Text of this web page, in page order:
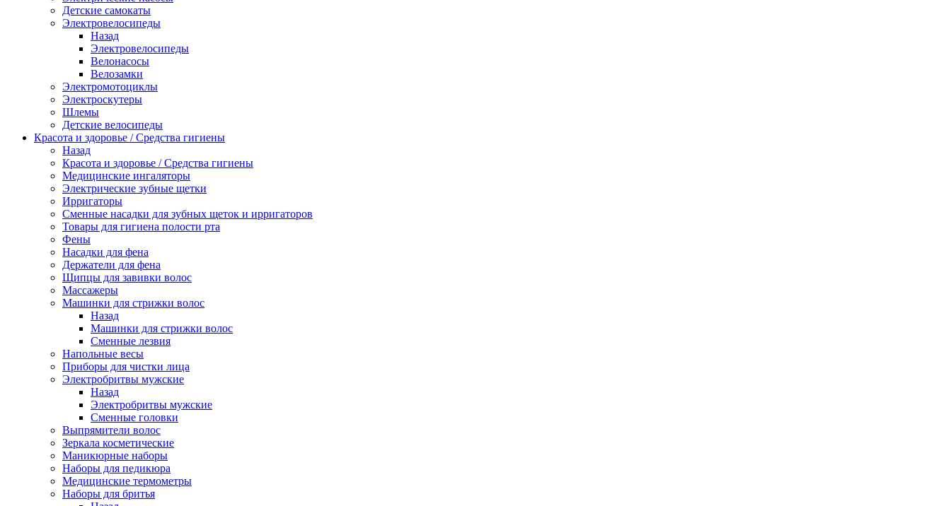
Детские самокаты
Электровелосипеды
Назад
Электровелосипеды
Велонасосы
Велозамки
Электромотоциклы
Электроскутеры
Шлемы
Детские велосипеды
Красота и здоровье / Средства гигиены
Назад
Красота и здоровье / Средства гигиены
Медицинские ингаляторы
Электрические зубные щетки
Ирригаторы
Сменные насадки для зубных щеток и ирригаторов
Товары для гигиена полости рта
Фены
Насадки для фена
Держатели для фена
Щипцы для завивки волос
Массажеры
Машинки для стрижки волос
Назад
Машинки для стрижки волос
Сменные лезвия
Напольные весы
Приборы для чистки лица
Электробритвы мужские
Назад
Электробритвы мужские
Сменные головки
Выпрямители волос
Зеркала косметические
Маникюрные наборы
Наборы для педикюра
Медицинские термометры
Наборы для бритья